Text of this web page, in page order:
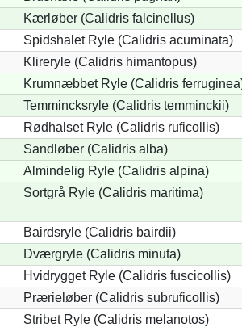
Kærløber (Calidris falcinellus)
Spidshalet Ryle (Calidris acuminata)
Klireryle (Calidris himantopus)
Krumnæbbet Ryle (Calidris
Temmincksryle (Calidris temminckii)
Rødhalset Ryle (Calidris ruficollis)
Sandløber (Calidris alba)
Almindelig Ryle (Calidris alpina)
Sortgrå Ryle (Calidris maritima)
Bairdsryle (Calidris bairdii)
Dværgryle (Calidris minuta)
Hvidrygget Ryle (Calidris fuscicollis)
Prærieløber (Calidris subruficollis)
Stribet Ryle (Calidris melanotos)